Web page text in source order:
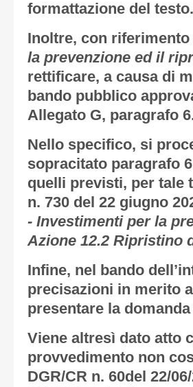
formattazione del testo.
Inoltre, con riferimento
la prevenzione ed il
rettificare, a causa di
bando pubblico
Allegato G, paragrafo
Nello specifico, si
sopracitato paragrafo
quelli previsti, per tale
n. 730 del 22 giugno
- Investimenti per la
Azione 12.2 Ripristino
Infine, nel bando
precisazioni in merito
presentare la
Viene altresì dato atto
provvedimento non
DGR/CR n. 60del 22/